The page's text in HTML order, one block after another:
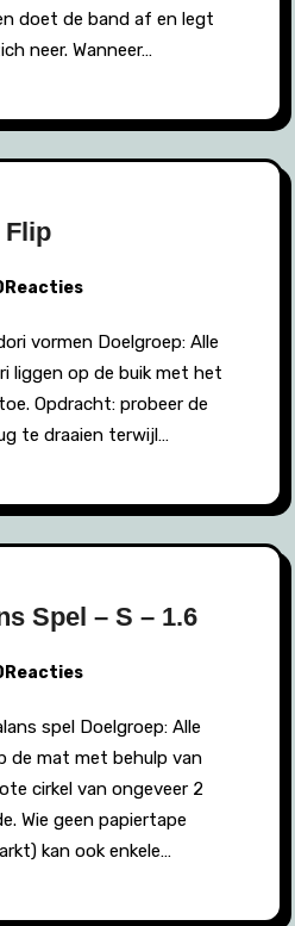
doet de band af en legt
neer. Wanneer…
Flip
liggen op de buik met het
Opdracht: probeer de
te draaien terwijl…
Spel – S – 1.6
de mat met behulp van
cirkel van ongeveer 2
Wie geen papiertape
kan ook enkele…